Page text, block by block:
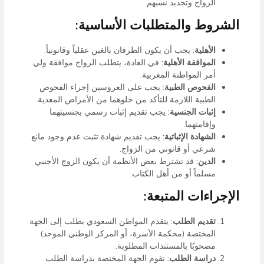
الشروط والمتطلبات الأساسية:
الأهلية: يجب أن يكون الطرفان بالغين عقلياً وقانونياً.
الموافقة الأهلية: في العادة، يتطلب الزواج موافقة ولي
أمر المواطنة المغربية.
الفحوص الطبية: يجب على العروسين إجراء الفحوص
الطبية اللازمة للتأكد من خلوهما من الأمراض المعدية.
إثبات الجنسية: يجب تقديم إثبات رسمي بجنسيتهما
وإقامتهما.
الشهادة الإثباتية: يجب تقديم شهادة تثبت عدم وجود مانع
شرعي أو قانوني من الزواج.
الدين: قد تشترط بعض الأنظمة أن يكون الزوج الأجنبي
مسلماً أو من أهل الكتاب.
الإجراءات المتبعة:
تقديم الطلب: يتقدم المواطن السعودي بطلب إلى الجهة
المختصة (محكمة الأسرة، أو المركز الوطني الموحد)
مصحوبًا بالمستندات المطلوبة.
دراسة الطلب: تقوم الجهة المختصة بدراسة الطلب